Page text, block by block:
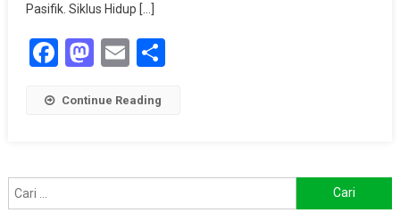
Pasifik. Siklus Hidup […]
Facebook
Mastodon
EmailShare
Continue Reading
untuk: